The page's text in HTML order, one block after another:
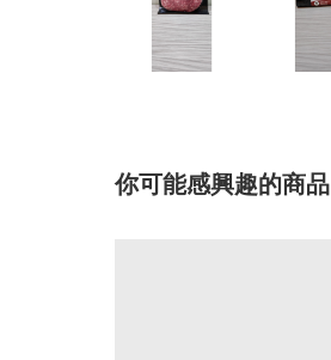
你可能感興趣的商品